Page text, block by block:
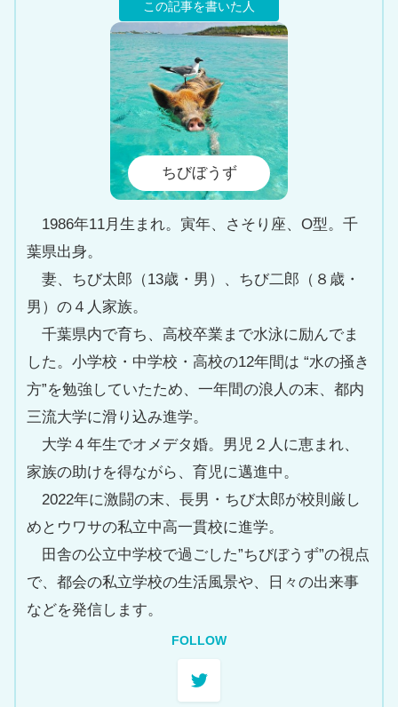
ちびぼうず
1986年11月生まれ。寅年、さそり座、O型。千
葉県出身。
妻、ちび太郎（13歳・男）、ちび二郎（８歳・
男）の４人家族。
千葉県内で育ち、高校卒業まで水泳に励んでま
した。小学校・中学校・高校の12年間は “水の掻き
方”を勉強していたため、一年間の浪人の末、都内
三流大学に滑り込み進学。
大学４年生でオメデタ婚。男児２人に恵まれ、
家族の助けを得ながら、育児に邁進中。
2022年に激闘の末、長男・ちび太郎が校則厳し
めとウワサの私立中高一貫校に進学。
田舎の公立中学校で過ごした”ちびぼうず”の視点
で、都会の私立学校の生活風景や、日々の出来事
などを発信します。
FOLLOW